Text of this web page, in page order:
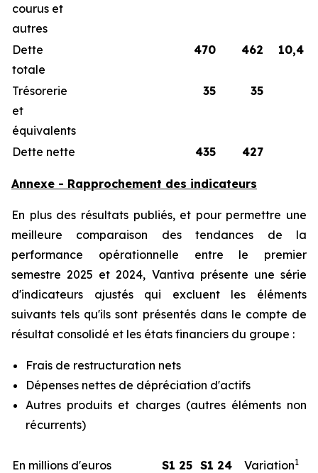
courus et
autres
Dette
totale
470 462 10,4 %
Trésorerie
et
équivalents
35 35
Dette nette 435 427
Annexe - Rapprochement des indicateurs
En plus des résultats publiés, et pour permettre une
meilleure comparaison des tendances de la
performance opérationnelle entre le premier
semestre 2025 et 2024, Vantiva présente une série
d'indicateurs ajustés qui excluent les éléments
suivants tels qu'ils sont présentés dans le compte de
résultat consolidé et les états financiers du groupe :
Frais de restructuration nets
Dépenses nettes de dépréciation d'actifs
Autres produits et charges (autres éléments non
récurrents)
En millions d'euros S1 25 S1 24 Variation1